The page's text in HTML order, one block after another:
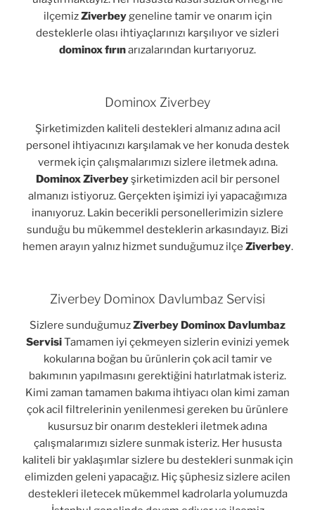
ilçemizZiverbeygeneline tamir ve onarım için
desteklerle olası ihtiyaçlarınızı karşılıyor ve sizleri
dominox fırınarızalarından kurtarıyoruz.
Dominox Ziverbey
Şirketimizden kaliteli destekleri almanız adına acil
personel ihtiyacınızı karşılamak ve her konuda destek
vermek için çalışmalarımızı sizlere iletmek adına.
Dominox Ziverbeyşirketimizden acil bir personel
almanızı istiyoruz. Gerçekten işimizi iyi yapacağımıza
inanıyoruz. Lakin becerikli personellerimizin sizlere
sunduğu bu mükemmel desteklerin arkasındayız. Bizi
hemen arayın yalnız hizmet sunduğumuz ilçe Ziverbey.
Ziverbey Dominox Davlumbaz Servisi
Sizlere sunduğumuzZiverbey Dominox Davlumbaz
ServisiTamamen iyi çekmeyen sizlerin evinizi yemek
kokularına boğan bu ürünlerin çok acil tamir ve
bakımının yapılmasını gerektiğini hatırlatmak isteriz.
Kimi zaman tamamen bakıma ihtiyacı olan kimi zaman
çok acil filtrelerinin yenilenmesi gereken bu ürünlere
kusursuz bir onarım destekleri iletmek adına
çalışmalarımızı sizlere sunmak isteriz. Her hususta
kaliteli bir yaklaşımlar sizlere bu destekleri sunmak için
elimizden geleni yapacağız. Hiç şüphesiz sizlere acilen
destekleri iletecek mükemmel kadrolarla yolumuzda